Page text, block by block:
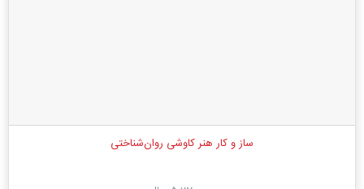
ساز و کار هنر کاوشی روان‌شناختی